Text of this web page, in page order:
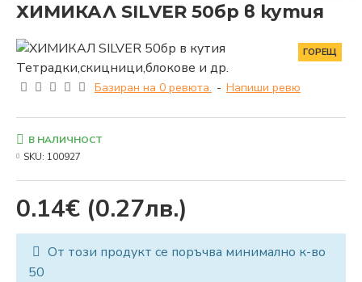
ХИМИКАЛ SILVER 50бр в кутия
ГОРЕЩ
Базиран на 0 ревюта. - Напиши ревю
0.14€ (0.27лв.)
В НАЛИЧНОСТ
SKU: 100927
От този продукт се поръчва минимално к-во
50